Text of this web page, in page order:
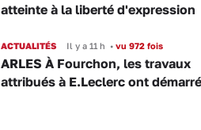
atteinte à la liberté d'expression
ACTUALITÉS Il y a 11 h •vu 972 fois
ARLES À Fourchon, les travaux
attribués à E.Leclerc ont démarré